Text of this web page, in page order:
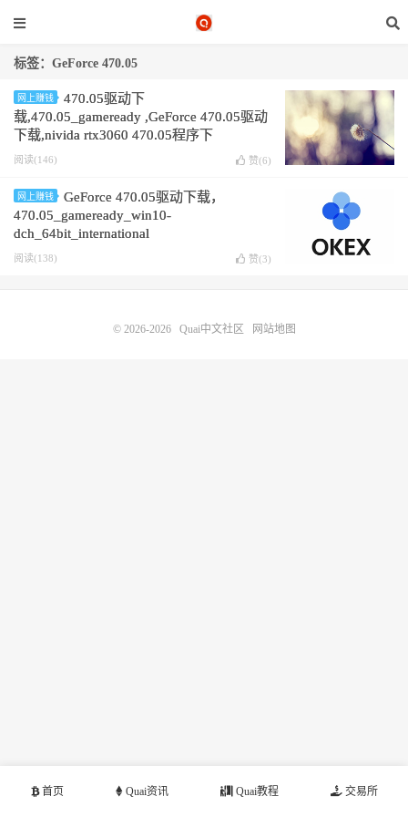
标签：GeForce 470.05
网上赚钱
470.05驱动下
载,470.05_gameready ,GeForce 470.05驱动
下载,nivida rtx3060 470.05程序下
载,470.05_gameready_win10,470.05_win10-
阅读(146) 赞(6)
网上赚钱
GeForce 470.05驱动下载，
470.05_gameready_win10-
dch_64bit_international
阅读(138) 赞(3)
首页 Quai资讯 Quai教程 交易所
© 2026-2026 Quai中文社区 网站地图